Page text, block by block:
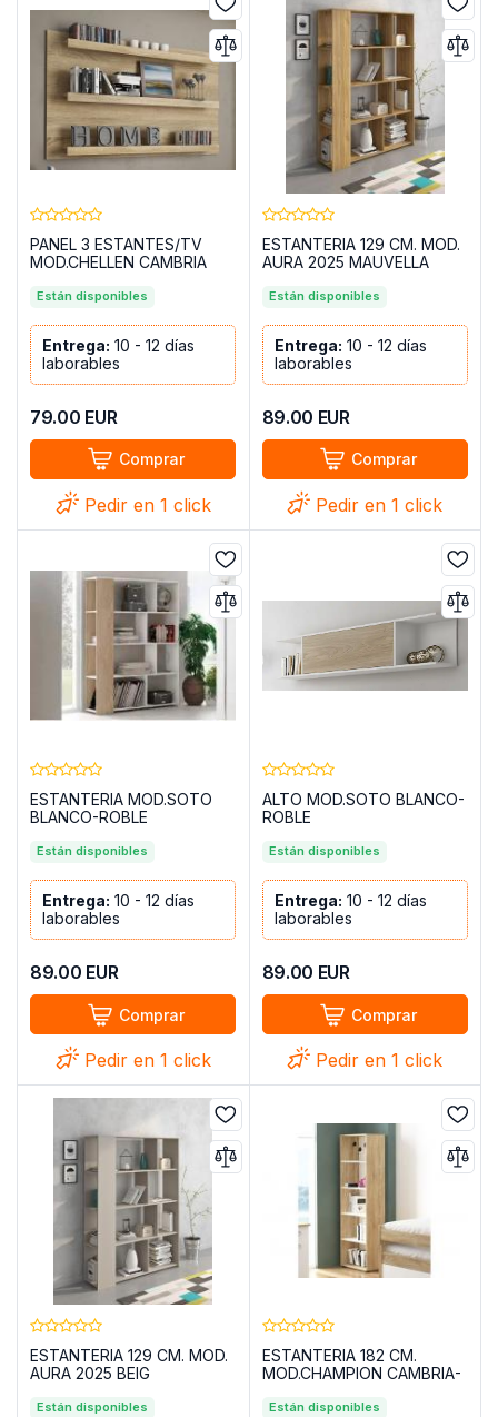
PANEL 3 ESTANTES/TV
MOD.CHELLEN CAMBRIA
Están disponibles
Entrega: 10 - 12 días
laborables
79.00 EUR
Comprar
Pedir en 1 click
ESTANTERIA 129 CM. MOD.
AURA 2025 MAUVELLA
Están disponibles
Entrega: 10 - 12 días
laborables
89.00 EUR
Comprar
Pedir en 1 click
ESTANTERIA MOD.SOTO
BLANCO-ROBLE
Están disponibles
Entrega: 10 - 12 días
laborables
89.00 EUR
Comprar
Pedir en 1 click
ALTO MOD.SOTO BLANCO-
ROBLE
Están disponibles
Entrega: 10 - 12 días
laborables
89.00 EUR
Comprar
Pedir en 1 click
ESTANTERIA 129 CM. MOD.
AURA 2025 BEIG
Están disponibles
ESTANTERIA 182 CM.
MOD.CHAMPION CAMBRIA-
Están disponibles